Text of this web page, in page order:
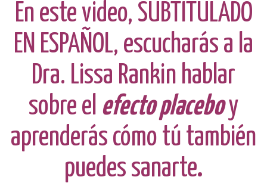
En este video, SUBTITULADO
EN ESPAÑOL, escucharás a la
Dra. Lissa Rankin hablar
sobre el efecto placeboy
aprenderás cómo tú también
puedes sanarte.